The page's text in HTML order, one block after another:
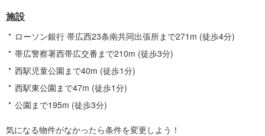
施設
ローソン銀行 帯広西23条南共同出張所まで271m (徒歩4分)
帯広警察署西帯広交番まで210m (徒歩3分)
西駅児童公園まで40m (徒歩1分)
西駅東公園まで47m (徒歩1分)
公園まで195m (徒歩3分)
気になる物件がなかったら条件を変更しよう！